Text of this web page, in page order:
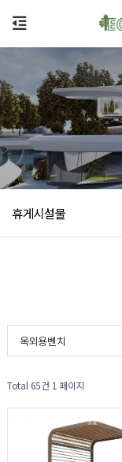
휴게시설물
옥외용벤치
Total 65건 1 페이지